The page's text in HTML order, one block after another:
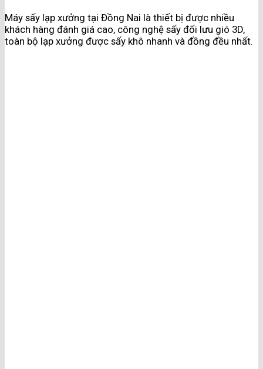
Máy sấy lạp xưởng tại Đồng Nai là thiết bị được nhiều
khách hàng đánh giá cao, công nghệ sấy đối lưu gió 3D,
toàn bộ lạp xưởng được sấy khô nhanh và đồng đều nhất.